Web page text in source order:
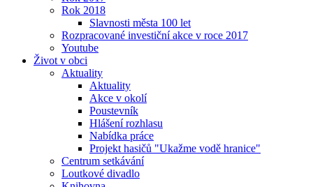
Rok 2018
Slavnosti města 100 let
Rozpracované investiční akce v roce 2017
Youtube
Život v obci
Aktuality
Aktuality
Akce v okolí
Poustevník
Hlášení rozhlasu
Nabídka práce
Projekt hasičů "Ukažme vodě hranice"
Centrum setkávání
Loutkové divadlo